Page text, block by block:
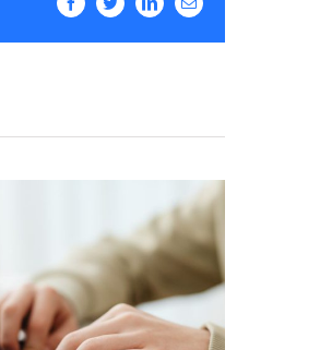
FacebookTwitterLinkedInEmail